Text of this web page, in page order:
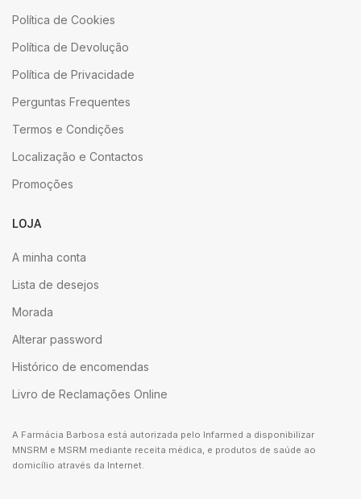
Política de Cookies
Política de Devolução
Política de Privacidade
Perguntas Frequentes
Termos e Condições
Localização e Contactos
Promoções
LOJA
A minha conta
Lista de desejos
Morada
Alterar password
Histórico de encomendas
Livro de Reclamações Online
A Farmácia Barbosa está autorizada pelo Infarmed a disponibilizar
MNSRM e MSRM mediante receita médica, e produtos de saúde ao
domicílio através da Internet.